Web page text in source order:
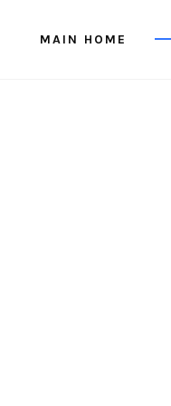
MAIN HOME